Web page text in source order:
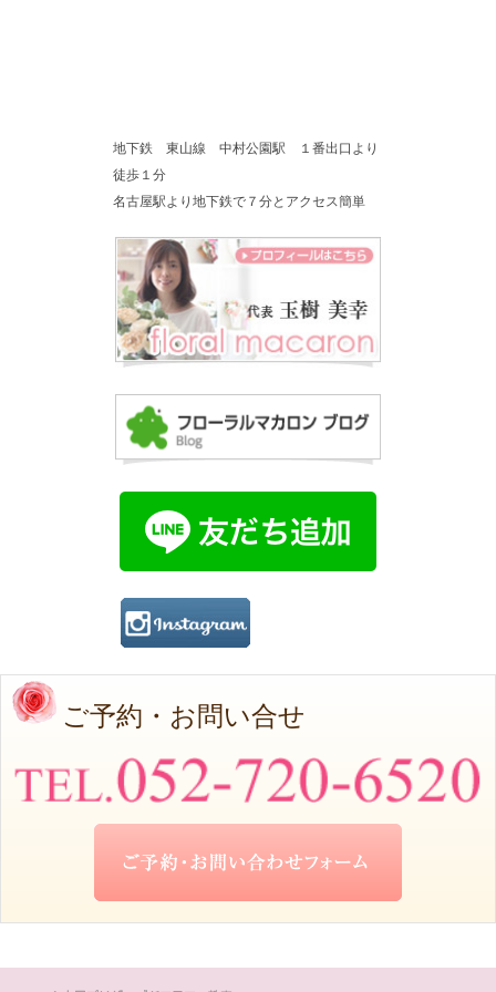
地下鉄 東山線 中村公園駅 １番出口より
徒歩１分
名古屋駅より地下鉄で７分とアクセス簡単
ご予約・お問い合せ